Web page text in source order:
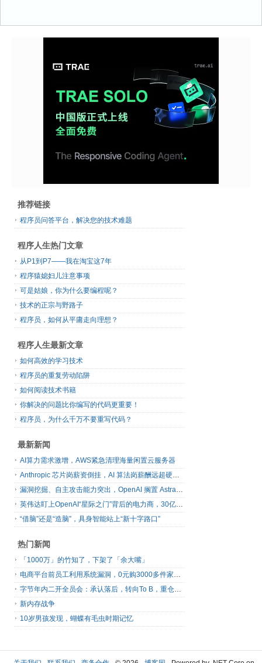
推荐链接
程序员问答平台，解决您的技术难题
程序人生热门文章
从P1到P7——我在淘宝这7年
程序猿媳妇儿注意事项
可是姑娘，你为什么要编程呢？
技术的正宗与野路子
程序员，如何从平庸走向理想？
程序人生最新文章
如何高效的学习技术
程序员的重复劳动陷阱
如何阅读技术书籍
你解决的问题比你编写的代码更重要！
程序员，为什么千万不要重写代码？
最新新闻
AI算力需求激增，AWS紧急清理海量闲置云服务器
Anthropic 芯片岗薪资倒挂，AI 算法岗薪酬远超硬件工程师
漏洞挖掘、自主攻击能力突出，OpenAI 搁置 Astra 模型发布
英伟达盯上OpenAI“星际之门”背后的电力商，30亿美元直接入股
“借脑”还是“造脑”，具身智能站上“新十字路口”
热门新闻
「1000万」的竹知了，下架了「余大嘴」
电商平台前员工利用系统漏洞，0元购3000多件家电！
字节年内二开全员会：承认落后，转向To B，重仓年轻人
新内存战争
10岁男孩发现，蝴蝶有毛虫时期记忆